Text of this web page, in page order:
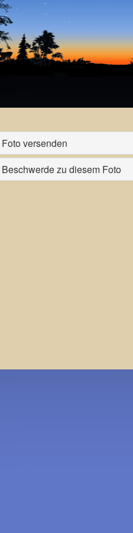
Foto versenden
Beschwerde zu diesem Foto